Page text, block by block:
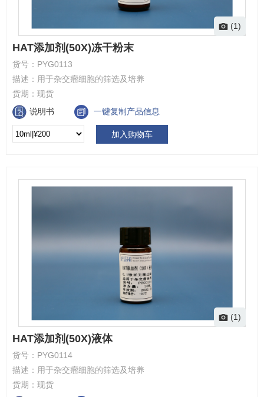
(1)
HAT添加剂(50X)冻干粉末
货号： PYG0113
描述： 用于杂交瘤细胞的筛选及培养
货期： 现货
说明书
一键复制产品信息
加入购物车
(1)
HAT添加剂(50X)液体
货号： PYG0114
描述： 用于杂交瘤细胞的筛选及培养
货期： 现货